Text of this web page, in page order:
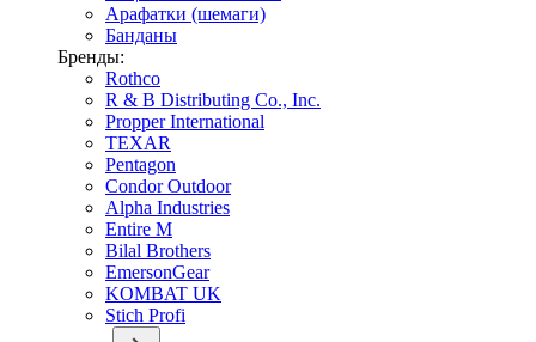
Арафатки (шемаги)
Банданы
Бренды:
Rothco
R & B Distributing Co., Inc.
Propper International
TEXAR
Pentagon
Condor Outdoor
Alpha Industries
Entire M
Bilal Brothers
EmersonGear
KOMBAT UK
Stich Profi